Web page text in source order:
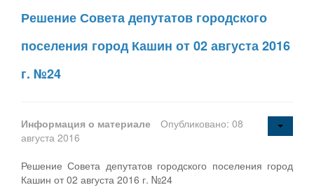
Решение Совета депутатов городского
поселения город Кашин от 02 августа 2016
г. №24
Информация о материале
Опубликовано: 08
августа 2016
Решение Совета депутатов городского поселения город
Кашин от 02 августа 2016 г. №24